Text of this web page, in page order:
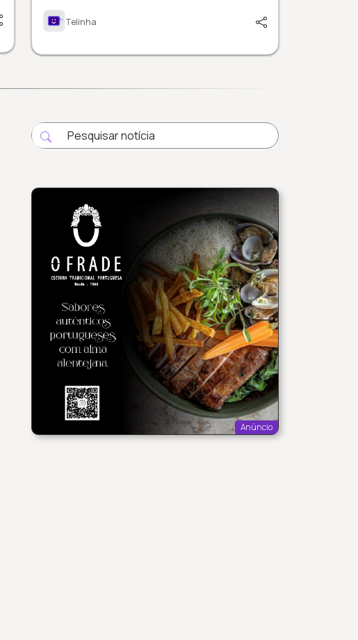
Telinha
Anúncio